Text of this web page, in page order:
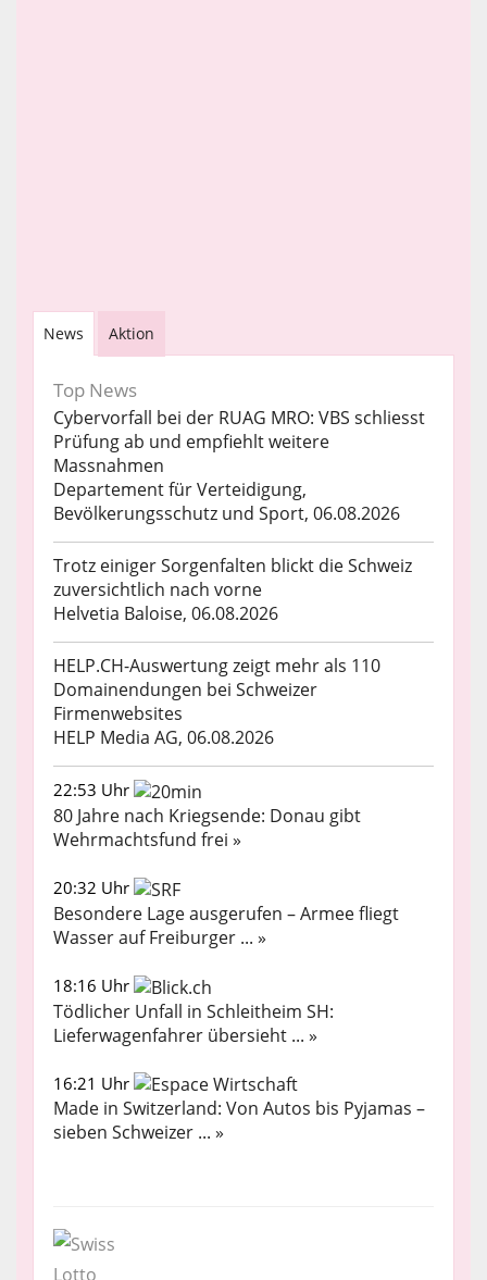
News Aktion
Top News
Cybervorfall bei der RUAG MRO: VBS schliesst
Prüfung ab und empfiehlt weitere
Massnahmen
Departement für Verteidigung,
Bevölkerungsschutz und Sport, 06.08.2026
Trotz einiger Sorgenfalten blickt die Schweiz
zuversichtlich nach vorne
Helvetia Baloise, 06.08.2026
HELP.CH-Auswertung zeigt mehr als 110
Domainendungen bei Schweizer
Firmenwebsites
HELP Media AG, 06.08.2026
22:53 Uhr
80 Jahre nach Kriegsende: Donau gibt
Wehrmachtsfund frei »
20:32 Uhr
Besondere Lage ausgerufen – Armee fliegt
Wasser auf Freiburger ... »
18:16 Uhr
Tödlicher Unfall in Schleitheim SH:
Lieferwagenfahrer übersieht ... »
16:21 Uhr
Made in Switzerland: Von Autos bis Pyjamas –
sieben Schweizer ... »